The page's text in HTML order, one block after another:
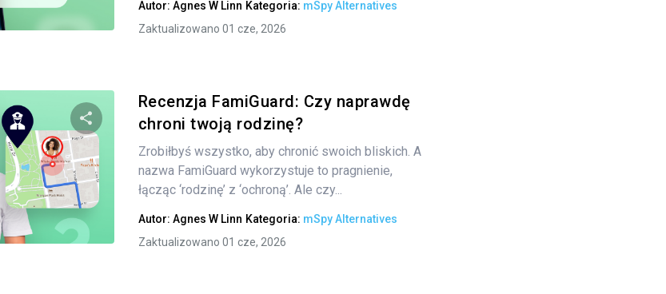
Facebook Kopiuj link
Autor: Agnes W Linn Kategoria: mSpy Alternatives
Zaktualizowano 01 cze, 2026
Udostępnij
Twitter Facebook Kopiuj link
Recenzja FamiGuard: Czy naprawdę
chroni twoją rodzinę?
Zrobiłbyś wszystko, aby chronić swoich bliskich. A
nazwa FamiGuard wykorzystuje to pragnienie,
łącząc ‘rodzinę’ z ‘ochroną’. Ale czy...
Autor: Agnes W Linn Kategoria: mSpy Alternatives
Zaktualizowano 01 cze, 2026